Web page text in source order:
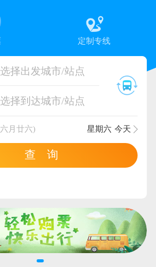
定制专线
择出发城市/站点
择到达城市/站点
月廿六) 星期六 今天
查 询